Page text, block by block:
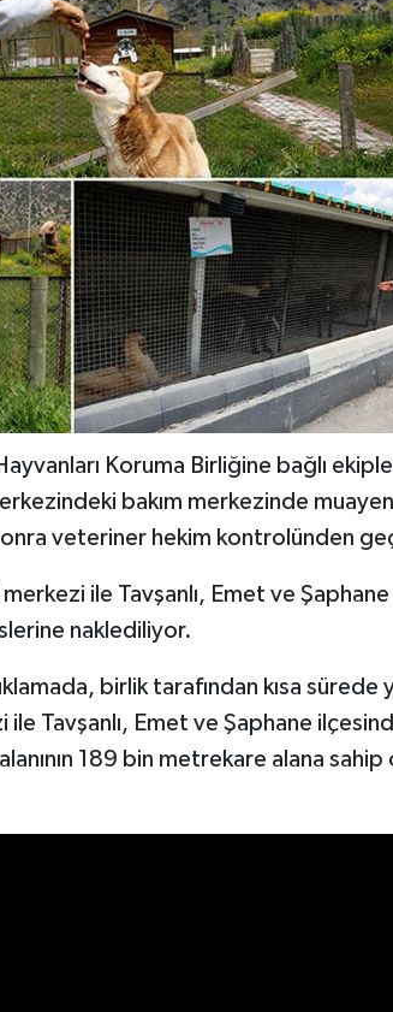
Koruma Birliğine bağlı
bakım merkezinde
veteriner hekim kontrolünden
ile Tavşanlı, Emet ve Şaphane
naklediliyor.
birlik tarafından kısa sürede
Tavşanlı, Emet ve Şaphane
189 bin metrekare alana